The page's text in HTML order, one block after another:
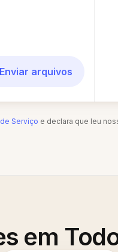
Enviar arquivos
Serviço e declara que leu
em